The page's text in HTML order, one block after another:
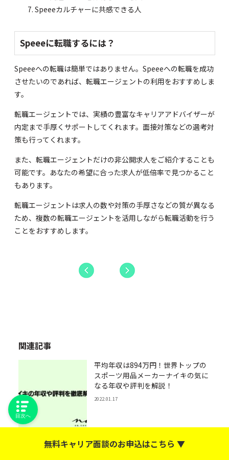
無料キャリア面談のお申込はこちら ▼
Speeeカルチャーに共感できる人
Speeeに転職するには？
Speeeへの転職は簡単ではありません。Speeeへの転職を成功
させたいのであれば、転職エージェントの利用をおすすめしま
す。
転職エージェントでは、実績の豊富なキャリアアドバイザーが
内定まで手厚くサポートしてくれます。面接対策などの選考対
策も行ってくれます。
また、転職エージェントだけの非公開求人をご紹介することも
可能です。あなたの希望に合った求人が低倍率で見つかること
もあります。
転職エージェントは求人の数や対策の手厚さなどの質が異なる
ため、複数の転職エージェントを活用しながら転職活動を行う
ことをおすすめします。
関連記事
平均年収は894万円！世界トップの
スポーツ用品メーカーナイキの気に
なる年収や評判を解説！
2022.01.17
1000万プレイヤーも夢じゃない！楽
目次へ